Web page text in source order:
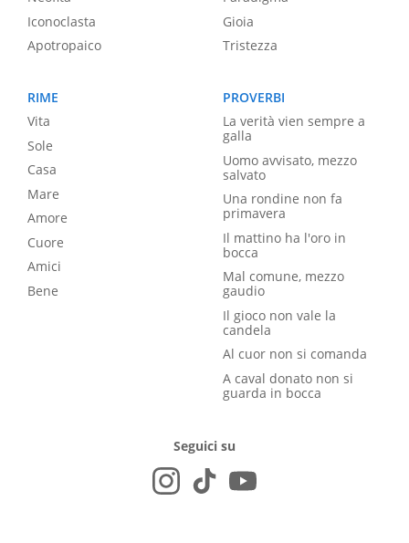
Iconoclasta
Apotropaico
Gioia
Tristezza
RIME
Vita
Sole
Casa
Mare
Amore
Cuore
Amici
Bene
PROVERBI
La verità vien sempre a
galla
Uomo avvisato, mezzo
salvato
Una rondine non fa
primavera
Il mattino ha l'oro in
bocca
Mal comune, mezzo
gaudio
Il gioco non vale la
candela
Al cuor non si comanda
A caval donato non si
guarda in bocca
Seguici su